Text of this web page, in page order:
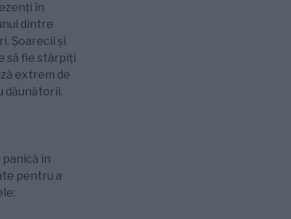
în
dintre
Șoarecii și
să fie stârpiți
extrem de
dăunătorii.
în
pentru a